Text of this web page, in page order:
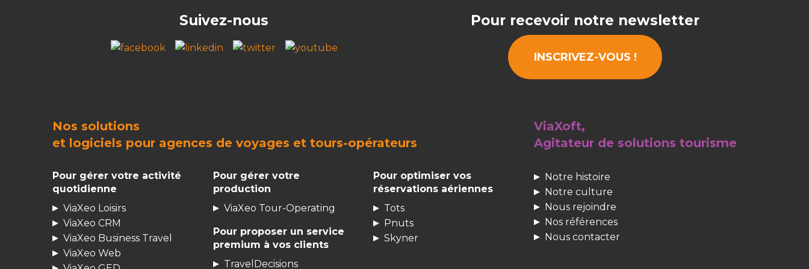
Suivez-nous Pour recevoir notre newsletter
INSCRIVEZ-VOUS !
Nos solutions
et logiciels pour agences de voyages et tours-opérateurs
Pour gérer votre activité
quotidienne
ViaXeo Loisirs
ViaXeo CRM
ViaXeo Business Travel
ViaXeo Web
Pour gérer votre
production
ViaXeo Tour-Operating
Pour proposer un service
premium à vos clients
TravelDecisions
Pour optimiser vos
réservations aériennes
Tots
Pnuts
Skyner
ViaXoft,
Agitateur de solutions tourisme
Notre histoire
Notre culture
Nous rejoindre
Nos références
Nous contacter